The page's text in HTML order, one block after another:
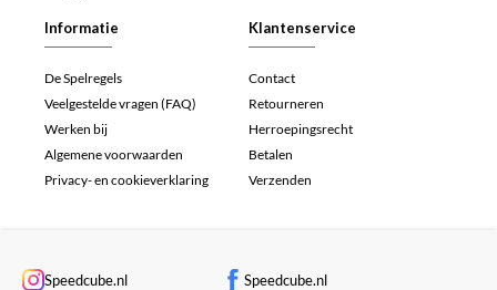
Informatie
De Spelregels
Veelgestelde vragen (FAQ)
Werken bij
Algemene voorwaarden
Privacy- en cookieverklaring
Klantenservice
Contact
Retourneren
Herroepingsrecht
Betalen
Verzenden
Speedcube.nl Speedcube.nl